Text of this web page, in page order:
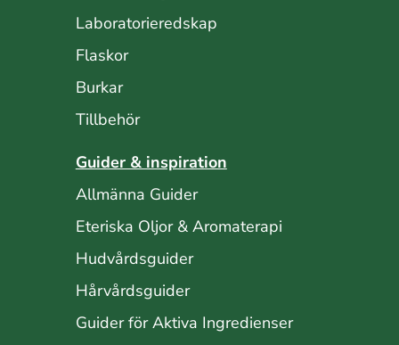
Laboratorieredskap
Flaskor
Burkar
Tillbehör
Guider & inspiration
Allmänna Guider
Eteriska Oljor & Aromaterapi
Hudvårdsguider
Hårvårdsguider
Guider för Aktiva Ingredienser